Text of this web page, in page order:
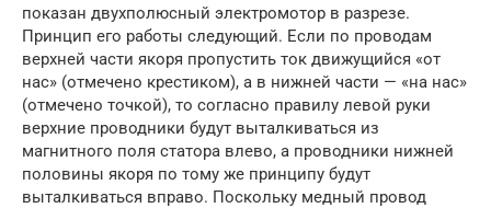
показан двухполюсный электромотор в разрезе.
Принцип его работы следующий. Если по проводам
верхней части якоря пропустить ток движущийся «от
нас» (отмечено крестиком), а в нижней части — «на нас»
(отмечено точкой), то согласно правилу левой руки
верхние проводники будут выталкиваться из
магнитного поля статора влево, а проводники нижней
половины якоря по тому же принципу будут
выталкиваться вправо. Поскольку медный провод